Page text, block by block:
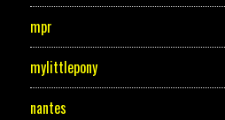
mpr
mylittlepony
nantes